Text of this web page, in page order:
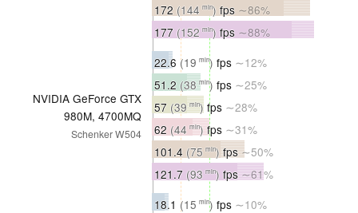
172 (144 min) fps ∼86%
177 (152 min) fps ∼88%
NVIDIA GeForce GTX
980M, 4700MQ
Schenker W504
22.6 (19 min) fps ∼12%
51.2 (38 min) fps ∼25%
57 (39 min) fps ∼28%
62 (44 min) fps ∼31%
101.4 (75 min)fps∼50%
121.7 (93 min) fps∼61%
18.1 (15 min) fps ∼10%